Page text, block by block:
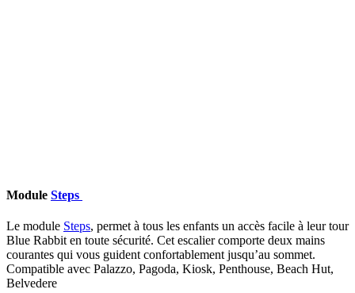
Module Steps
Le module Steps, permet à tous les enfants un accès facile à leur tour
Blue Rabbit en toute sécurité. Cet escalier comporte deux mains
courantes qui vous guident confortablement jusqu’au sommet.
Compatible avec Palazzo, Pagoda, Kiosk, Penthouse, Beach Hut,
Belvedere